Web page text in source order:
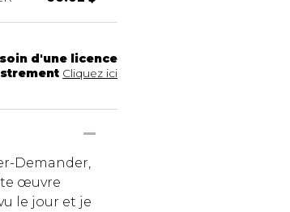
d'une licence
Cliquez ici
Demander,
œuvre
le jour et je